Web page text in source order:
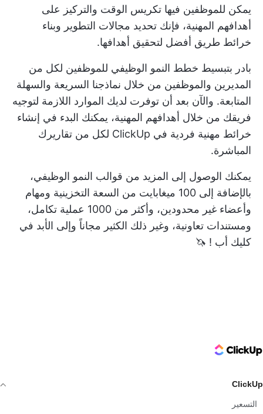
يمكن للموظفين فيها تكريس الوقت والتركيز على
أهدافهم المهنية، فإنك تحديد مجالات التطوير وبناء
خرائط طريق أفضل لتحقيق أهدافها.
بادر بتبسيط خطط النمو الوظيفي للموظفين لكل من
المديرين والموظفين من خلال نماذجنا السريعة والسهلة
المتابعة. والآن بعد أن توفرت لديك الموارد اللازمة لتوجيه
فريقك من خلال أهدافهم المهنية، يمكنك البدء في إنشاء
خرائط مهنية فردية في ClickUp لكل من تقاريرك
المباشرة.
يمكنك الوصول إلى المزيد من قوالب النمو الوظيفي،
بالإضافة إلى 100 ميغابايت من السعة التخزينية ومهام
وأعضاء غير محدودين، وأكثر من 1000 عملية تكامل،
ومستندات تعاونية، وغير ذلك الكثير مجاناً وإلى الأبد في
كليك أب ! 🦄
ClickUp Logo
ClickUp
التسعير